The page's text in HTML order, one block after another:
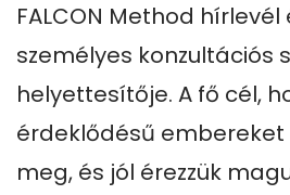
FALCON Method hírlevél
személyes konzultációs
helyettesítője. A fő cél,
érdeklődésű embereket
meg, és jól érezzük